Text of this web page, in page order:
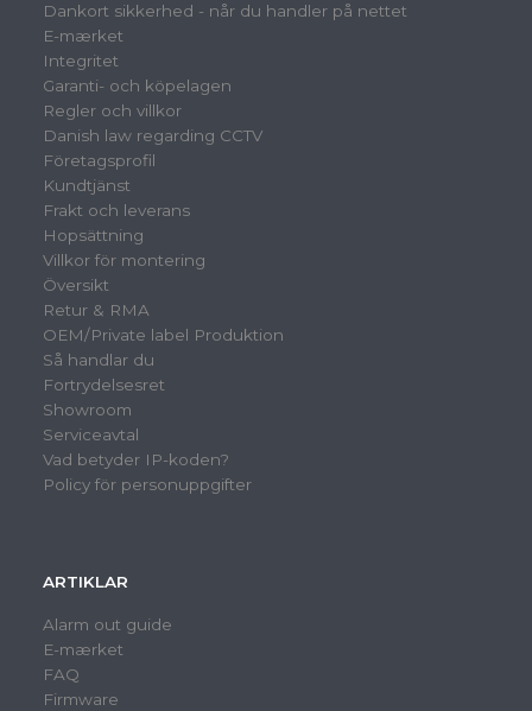
Dankort sikkerhed - når du handler på nettet
E-mærket
Integritet
Garanti- och köpelagen
Regler och villkor
Danish law regarding CCTV
Företagsprofil
Kundtjänst
Frakt och leverans
Hopsättning
Villkor för montering
Översikt
Retur & RMA
OEM/Private label Produktion
Så handlar du
Fortrydelsesret
Showroom
Serviceavtal
Vad betyder IP-koden?
Policy för personuppgifter
ARTIKLAR
Alarm out guide
E-mærket
FAQ
Firmware